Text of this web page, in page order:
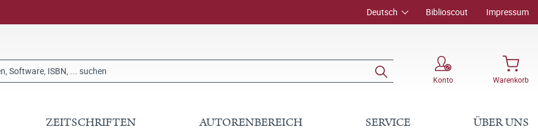
Deutsch Biblioscout Impressum
Konto Warenkorb
ZEITSCHRIFTEN AUTORENBEREICH SERVICE ÜBER UNS